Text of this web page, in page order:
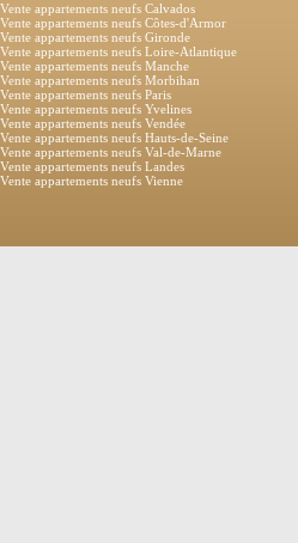
Vente appartements neufs Calvados
Vente appartements neufs Côtes-d'Armor
Vente appartements neufs Gironde
Vente appartements neufs Loire-Atlantique
Vente appartements neufs Manche
Vente appartements neufs Morbihan
Vente appartements neufs Paris
Vente appartements neufs Yvelines
Vente appartements neufs Vendée
Vente appartements neufs Hauts-de-Seine
Vente appartements neufs Val-de-Marne
Vente appartements neufs Landes
Vente appartements neufs Vienne